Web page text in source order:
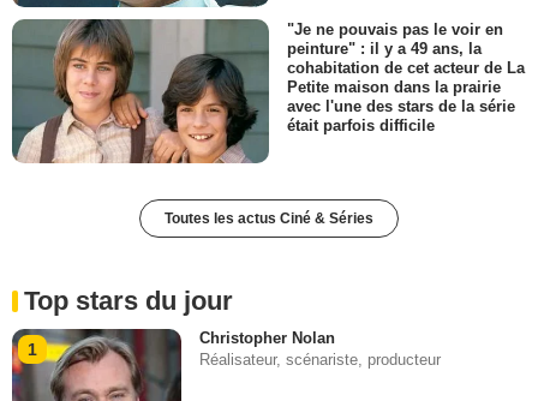
"Je ne pouvais pas le voir en
peinture" : il y a 49 ans, la
cohabitation de cet acteur de La
Petite maison dans la prairie
avec l'une des stars de la série
était parfois difficile
Toutes les actus Ciné & Séries
Top stars du jour
1
Christopher Nolan
Réalisateur, scénariste, producteur